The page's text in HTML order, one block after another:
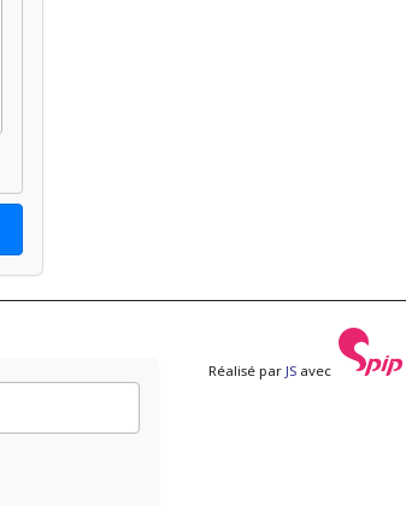
Réalisé par JS avec